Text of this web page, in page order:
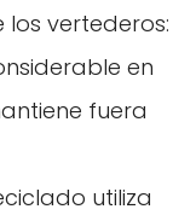
vertederos:
en
fuera
utiliza